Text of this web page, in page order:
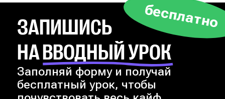
ЗАПИШИСЬ
НА ВВОДНЫЙ УРОК
бесплатно
Заполняй форму и получай
бесплатный урок, чтобы